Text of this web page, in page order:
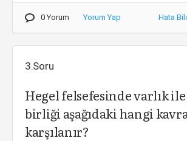
0 Yorum Yorum Yap Hata
3.Soru
Hegel felsefesinde varlık
birliği aşağıdaki hangi
karşılanır?